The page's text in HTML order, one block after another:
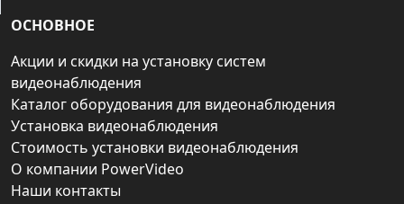
ОСНОВНОЕ
Акции и скидки на установку систем
видеонаблюдения
Каталог оборудования для видеонаблюдения
Установка видеонаблюдения
Стоимость установки видеонаблюдения
О компании PowerVideo
Наши контакты